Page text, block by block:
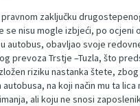
zaključku
se nisu mogle izbjeći, po ocjeni
autobus, obavljao svoje
prevoza Trstje –Tuzla, što
riziku nastanka štete,
autobusa, na koji način mu ta
ali koju ne snosi